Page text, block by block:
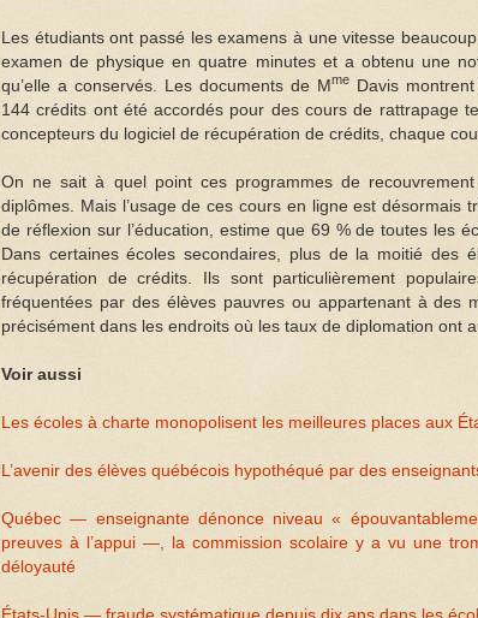
Les étudiants ont passé les examens à une vitesse
examen de physique en quatre minutes et a obtenu une
qu’elle a conservés. Les documents de Mme
Davis
144 crédits ont été accordés pour des cours de rattrapage
concepteurs du logiciel de récupération de crédits, chaque
On ne sait à quel point ces programmes de
diplômes. Mais l’usage de ces cours en ligne est désormais
de réflexion sur l’éducation, estime que 69 % de toutes les
Dans certaines écoles secondaires, plus de la moitié des
récupération de crédits. Ils sont particulièrement
fréquentées par des élèves pauvres ou appartenant à des
précisément dans les endroits où les taux de diplomation ont
Voir aussi
Les écoles à charte monopolisent les meilleures places aux
L’avenir des élèves québécois hypothéqué par des
Québec — enseignante dénonce niveau «
preuves à l’appui —, la commission scolaire y a vu une
déloyauté